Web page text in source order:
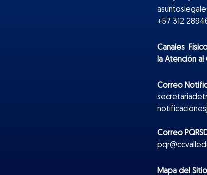
+57 312
Canales
la Atención al
Correo
Correo
Mapa del Sitio